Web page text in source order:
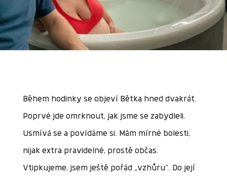
Během hodinky se objeví Bětka hned dvakrát.
Poprvé jde omrknout, jak jsme se zabydleli.
Usmívá se a povídáme si. Mám mírné bolesti,
nijak extra pravidelné, prostě občas.
Vtipkujeme, jsem ještě pořád „vzhůru“. Do její